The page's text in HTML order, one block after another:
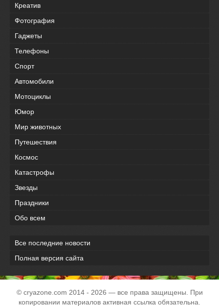
Креатив
Фотография
Гаджеты
Телефоны
Спорт
Автомобили
Мотоциклы
Юмор
Мир животных
Путешествия
Космос
Катастрофы
Звезды
Праздники
Обо всем
Все последние новости
Полная версия сайта
© cryazone.com 2014 - 2026 — все права защищены. При
копировании материалов активная ссылка обязательна.